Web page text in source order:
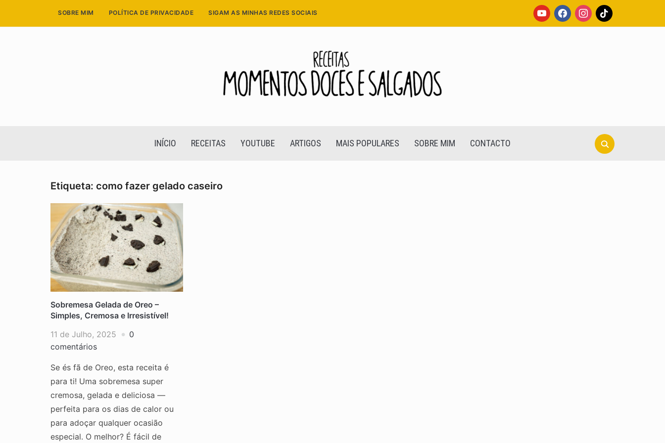
youtubefacebookinstagram
tiktok
SOBRE MIM POLÍTICA DE PRIVACIDADE SIGAM AS MINHAS REDES SOCIAIS
Search
for:
INÍCIO RECEITAS YOUTUBE ARTIGOS MAIS POPULARES SOBRE MIM CONTACTO
Etiqueta: como fazer gelado caseiro
Sobremesa Gelada de Oreo –
Simples, Cremosa e Irresistível!
11 de Julho, 2025
0
comentários
Se és fã de Oreo, esta receita é
para ti! Uma sobremesa super
cremosa, gelada e deliciosa —
perfeita para os dias de calor ou
para adoçar qualquer ocasião
especial. O melhor? É fácil de